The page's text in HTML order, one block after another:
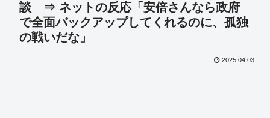
談 ⇒ ネットの反応「安倍さんなら政府
で全面バックアップしてくれるのに、孤独
の戦いだな」
2025.04.03